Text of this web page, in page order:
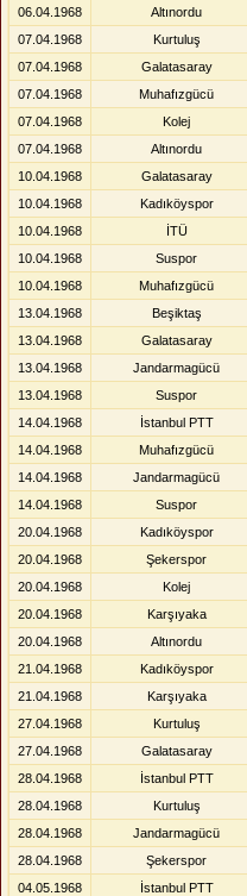
06.04.1968
Altınordu
07.04.1968
Kurtuluş
07.04.1968
Galatasaray
07.04.1968
Muhafızgücü
07.04.1968
Kolej
07.04.1968
Altınordu
10.04.1968
Galatasaray
10.04.1968
Kadıköyspor
10.04.1968
İTÜ
10.04.1968
Suspor
10.04.1968
Muhafızgücü
13.04.1968
Beşiktaş
13.04.1968
Galatasaray
13.04.1968
Jandarmagücü
13.04.1968
Suspor
14.04.1968
İstanbul PTT
14.04.1968
Muhafızgücü
14.04.1968
Jandarmagücü
14.04.1968
Suspor
20.04.1968
Kadıköyspor
20.04.1968
Şekerspor
20.04.1968
Kolej
20.04.1968
Karşıyaka
20.04.1968
Altınordu
21.04.1968
Kadıköyspor
21.04.1968
Karşıyaka
27.04.1968
Kurtuluş
27.04.1968
Galatasaray
28.04.1968
İstanbul PTT
28.04.1968
Kurtuluş
28.04.1968
Jandarmagücü
28.04.1968
Şekerspor
04.05.1968
İstanbul PTT